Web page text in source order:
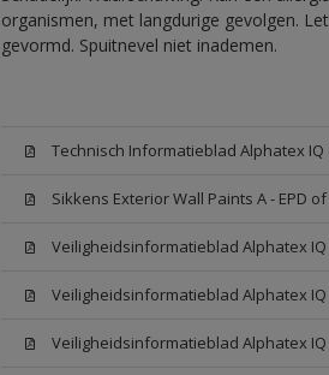
organismen, met langdurige gevolgen.
gevormd. Spuitnevel niet inademen.
Technisch Informatieblad Alphatex IQ
Sikkens Exterior Wall Paints A - EPD
Veiligheidsinformatieblad Alphatex IQ
Veiligheidsinformatieblad Alphatex IQ
Veiligheidsinformatieblad Alphatex IQ